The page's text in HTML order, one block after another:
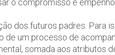
o compromisso e
dos futuros padres. Para
um processo de
somada aos atributos